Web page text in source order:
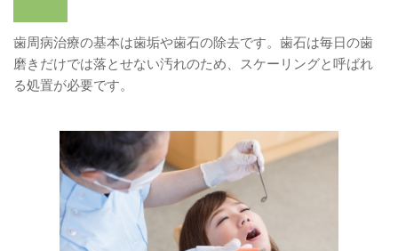
歯周病治療の基本は歯垢や歯石の除去です。歯石は毎日の歯
磨きだけでは落とせない汚れのため、スケーリングと呼ばれ
る処置が必要です。